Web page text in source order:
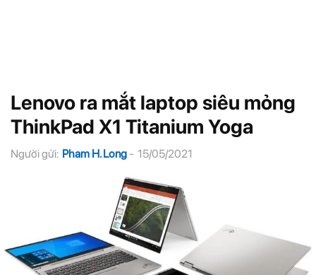
Lenovo ra mắt laptop siêu mỏng
ThinkPad X1 Titanium Yoga
Người gửi: Pham H. Long - 15/05/2021